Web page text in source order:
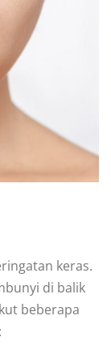
keras.
di balik
beberapa